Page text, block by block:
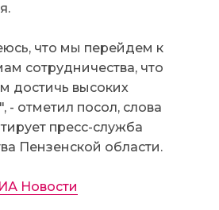
что мы перейдем к
сотрудничества, что
достичь высоких
- отметил посол, слова
пресс-служба
Пензенской области.
Новости